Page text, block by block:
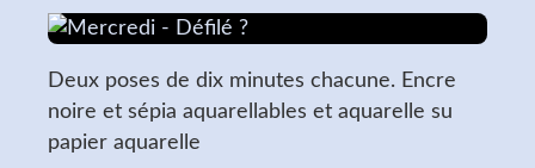
Deux poses de dix minutes chacune. Encre
noire et sépia aquarellables et aquarelle su
papier aquarelle